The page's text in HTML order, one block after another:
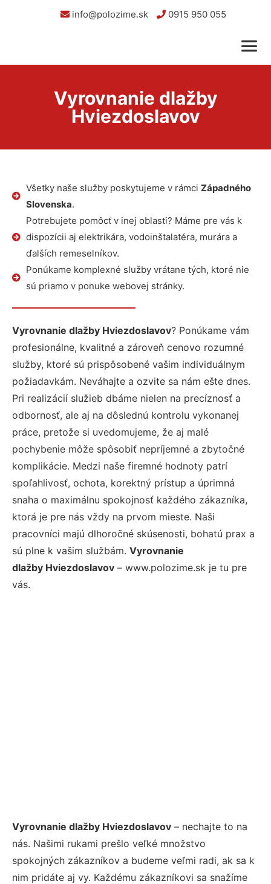
info@polozime.sk 0915 950 055
Vyrovnanie dlažby
Hviezdoslavov
Všetky naše služby poskytujeme v rámci Západného
Slovenska.
Potrebujete pomôcť v inej oblasti? Máme pre vás k
dispozícii aj elektrikára, vodoinštalatéra, murára a
ďalších remeselníkov.
Ponúkame komplexné služby vrátane tých, ktoré nie
sú priamo v ponuke webovej stránky.
Vyrovnanie dlažby Hviezdoslavov? Ponúkame vám
profesionálne, kvalitné a zároveň cenovo rozumné
služby, ktoré sú prispôsobené vašim individuálnym
požiadavkám. Neváhajte a ozvite sa nám ešte dnes.
Pri realizácií služieb dbáme nielen na precíznosť a
odbornosť, ale aj na dôslednú kontrolu vykonanej
práce, pretože si uvedomujeme, že aj malé
pochybenie môže spôsobiť nepríjemné a zbytočné
komplikácie. Medzi naše firemné hodnoty patrí
spoľahlivosť, ochota, korektný prístup a úprimná
snaha o maximálnu spokojnosť každého zákazníka,
ktorá je pre nás vždy na prvom mieste. Naši
pracovníci majú dlhoročné skúsenosti, bohatú prax a
sú plne k vašim službám. Vyrovnanie
dlažby Hviezdoslavov – www.polozime.sk je tu pre
vás.
Vyrovnanie dlažby Hviezdoslavov – nechajte to na
nás. Našimi rukami prešlo veľké množstvo
spokojných zákazníkov a budeme veľmi radi, ak sa k
nim pridáte aj vy. Každému zákazníkovi sa snažíme